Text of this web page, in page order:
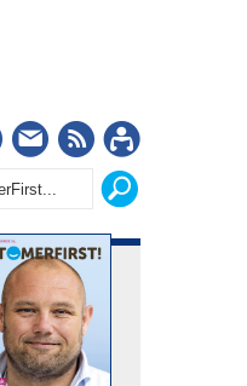
LinkedIn
Nieuwsbrief
RSS